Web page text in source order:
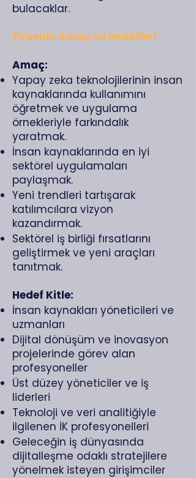
bulacaklar.
Zirvenin Amaç ve Hedefleri
Amaç:
Yapay zeka teknolojilerinin insan
kaynaklarında kullanımını
öğretmek ve uygulama
örnekleriyle farkındalık
yaratmak.
İnsan kaynaklarında en iyi
sektörel uygulamaları
paylaşmak.
Yeni trendleri tartışarak
katılımcılara vizyon
kazandırmak.
Sektörel iş birliği fırsatlarını
geliştirmek ve yeni araçları
tanıtmak.
Hedef Kitle:
İnsan kaynakları yöneticileri ve
uzmanları
Dijital dönüşüm ve inovasyon
projelerinde görev alan
profesyoneller
Üst düzey yöneticiler ve iş
liderleri
Teknoloji ve veri analitiğiyle
ilgilenen İK profesyonelleri
Geleceğin iş dünyasında
dijitalleşme odaklı stratejilere
yönelmek isteyen girişimciler